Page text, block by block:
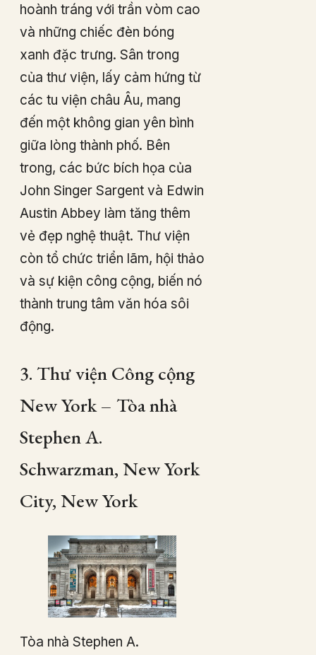
hoành tráng với trần vòm cao
và những chiếc đèn bóng
xanh đặc trưng. Sân trong
của thư viện, lấy cảm hứng từ
các tu viện châu Âu, mang
đến một không gian yên bình
giữa lòng thành phố. Bên
trong, các bức bích họa của
John Singer Sargent và Edwin
Austin Abbey làm tăng thêm
vẻ đẹp nghệ thuật. Thư viện
còn tổ chức triển lãm, hội thảo
và sự kiện công cộng, biến nó
thành trung tâm văn hóa sôi
động.
3. Thư viện Công cộng
New York – Tòa nhà
Stephen A.
Schwarzman, New York
City, New York
Tòa nhà Stephen A.